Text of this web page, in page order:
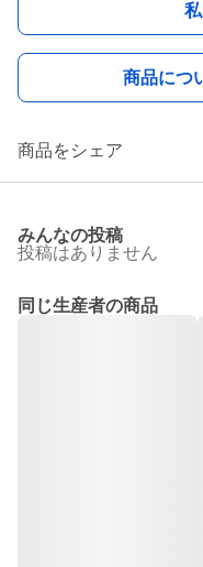
商品につ
商品をシェア
みんなの投稿
投稿はありません
同じ生産者の商品